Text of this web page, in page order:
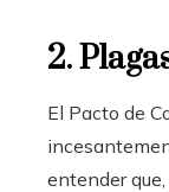
2.
El Pacto de
entender